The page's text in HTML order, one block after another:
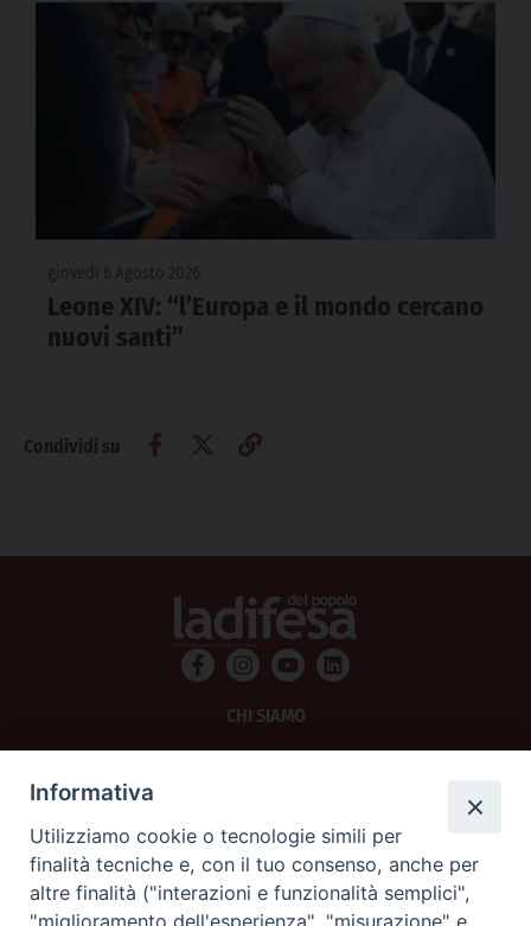
Leone XIV: “l’Europa e il mondo cercano
nuovi santi”
Condividi su
CHI SIAMO
SCRIVICI
Informativa
Utilizziamo cookie o tecnologie simili per
finalità tecniche e, con il tuo consenso, anche per
altre finalità ("interazioni e funzionalità semplici",